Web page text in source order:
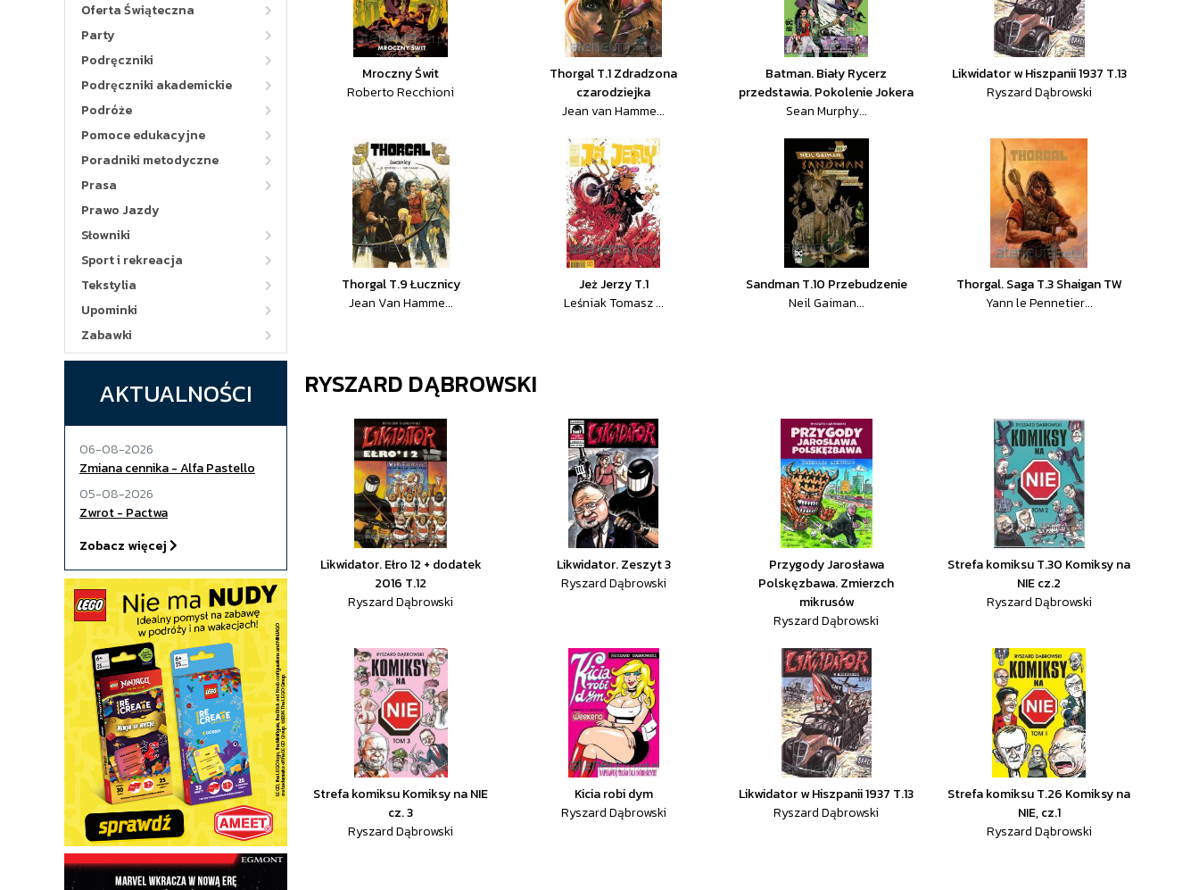
Oferta Świąteczna
Party
Podręczniki
Podręczniki akademickie
Podróże
Pomoce edukacyjne
Poradniki metodyczne
Prasa
Prawo Jazdy
Słowniki
Sport i rekreacja
Tekstylia
Upominki
Zabawki
AKTUALNOŚCI
06-08-2026
Zmiana cennika - Alfa Pastello
05-08-2026
Zwrot - Pactwa
Zobacz więcej
Mroczny Świt
Roberto Recchioni
Thorgal T.1 Zdradzona
czarodziejka
Jean van Hamme...
Batman. Biały Rycerz
przedstawia. Pokolenie Jokera
Sean Murphy...
Likwidator w Hiszpanii 1937 T.13
Ryszard Dąbrowski
Thorgal T.9 Łucznicy
Jean Van Hamme...
Jeż Jerzy T.1
Leśniak Tomasz ...
Sandman T.10 Przebudzenie
Neil Gaiman...
Thorgal. Saga T.3 Shaigan TW
Yann le Pennetier...
RYSZARD DĄBROWSKI
Likwidator. Ełro 12 + dodatek
2016 T.12
Ryszard Dąbrowski
Likwidator. Zeszyt 3
Ryszard Dąbrowski
Przygody Jarosława
Polskęzbawa. Zmierzch
mikrusów
Ryszard Dąbrowski
Strefa komiksu T.30 Komiksy na
NIE cz.2
Ryszard Dąbrowski
Strefa komiksu Komiksy na NIE
cz. 3
Ryszard Dąbrowski
Kicia robi dym
Ryszard Dąbrowski
Likwidator w Hiszpanii 1937 T.13
Ryszard Dąbrowski
Strefa komiksu T.26 Komiksy na
NIE, cz.1
Ryszard Dąbrowski